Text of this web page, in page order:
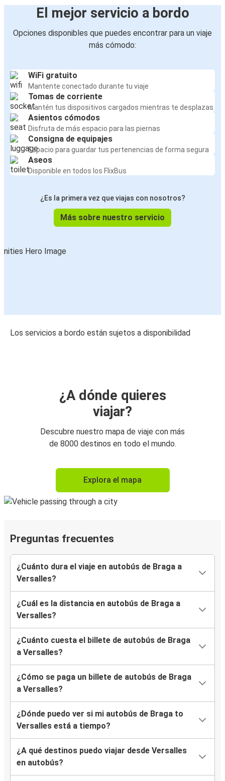
El mejor servicio a bordo
Opciones disponibles que puedes encontrar para un viaje
más cómodo:
WiFi gratuito
Mantente conectado durante tu viaje
Tomas de corriente
Mantén tus dispositivos cargados mientras te desplazas
Asientos cómodos
Disfruta de más espacio para las piernas
Consigna de equipajes
Espacio para guardar tus pertenencias de forma segura
Aseos
Disponible en todos los FlixBus
¿Es la primera vez que viajas con nosotros?
Más sobre nuestro servicio
Los servicios a bordo están sujetos a disponibilidad
¿A dónde quieres
viajar?
Descubre nuestro mapa de viaje con más
de 8000 destinos en todo el mundo.
Explora el mapa
Preguntas frecuentes
¿Cuánto dura el viaje en autobús de Braga a
Versalles?
¿Cuál es la distancia en autobús de Braga a
Versalles?
¿Cuánto cuesta el billete de autobús de Braga
a Versalles?
¿Cómo se paga un billete de autobús de Braga
a Versalles?
¿Dónde puedo ver si mi autobús de Braga to
Versalles está a tiempo?
¿A qué destinos puedo viajar desde Versalles
en autobús?